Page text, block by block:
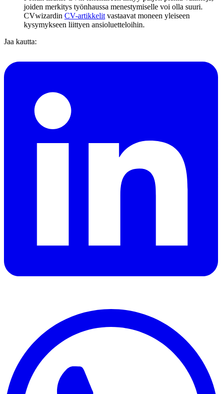
joiden merkitys työnhaussa menestymiselle voi olla suuri.
CVwizardin CV-artikkelitvastaavat moneen yleiseen
kysymykseen liittyen ansioluetteloihin.
Jaa kautta: